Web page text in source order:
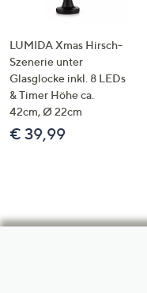
LUMIDA Xmas Hirsch-
Szenerie unter
Glasglocke inkl. 8 LEDs
& Timer Höhe ca.
42cm, Ø 22cm
€ 39,99